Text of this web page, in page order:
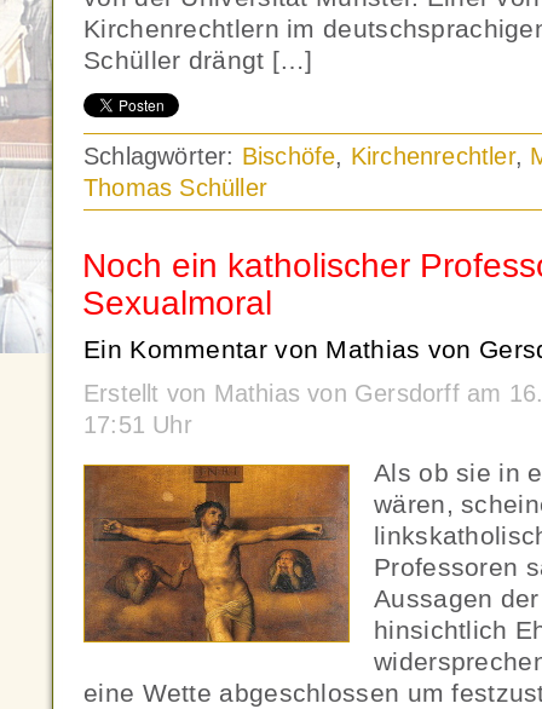
Kirchenrechtlern im
Schüller drängt […]
Schlagwörter: Bischöfe, Kirchenrechtler,
Thomas Schüller
Noch ein katholischer
Sexualmoral
Ein Kommentar von Mathias von
Erstellt von Mathias von Gersdorff am
17:51 Uhr
Als ob sie in
wären,
Professoren
Aussagen
hinsichtlich
eine Wette abgeschlossen um